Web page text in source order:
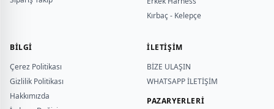
Kırbaç - Kelepçe
BILGI
Çerez Politikası
Gizlilik Politikası
Hakkımızda
İLETİŞİM
BİZE ULAŞIN
WHATSAPP İLETİŞİM
PAZARYERLERİ